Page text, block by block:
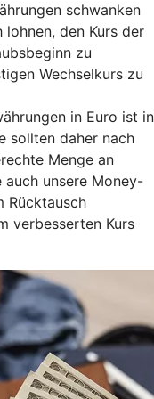
schwanken
den Kurs der
zu
Wechselkurs zu
in Euro ist in
sollten daher nach
Menge an
auch unsere Money-
Rücktausch
verbesserten Kurs